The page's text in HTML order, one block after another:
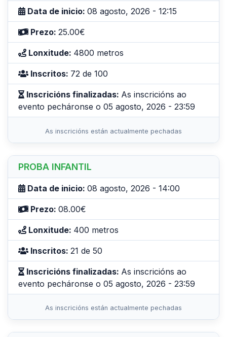
Data de inicio: 08 agosto, 2026 - 12:15
Prezo: 25.00€
Lonxitude: 4800 metros
Inscritos: 72 de 100
Inscricións finalizadas: As inscricións ao
evento pecháronse o 05 agosto, 2026 - 23:59
As inscricións están actualmente pechadas
PROBA INFANTIL
Data de inicio: 08 agosto, 2026 - 14:00
Prezo: 08.00€
Lonxitude: 400 metros
Inscritos: 21 de 50
Inscricións finalizadas: As inscricións ao
evento pecháronse o 05 agosto, 2026 - 23:59
As inscricións están actualmente pechadas